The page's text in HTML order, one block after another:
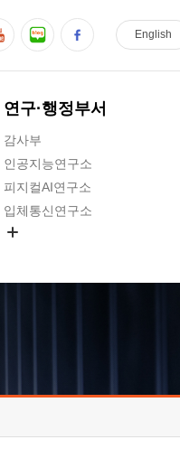
연구·행정부서
감사부
인공지능연구소
피지컬AI연구소
입체통신연구소
호남권연구본부
기획본부
English